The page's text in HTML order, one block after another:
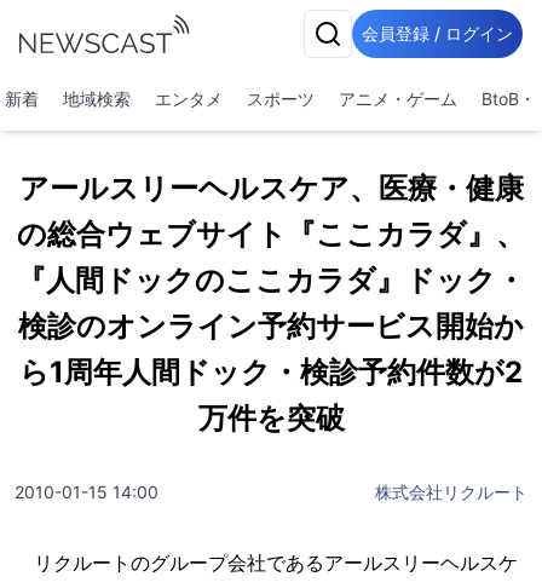
会員登録 / ログイン
新着 地域検索 エンタメ スポーツ アニメ・ゲーム BtoB・
アールスリーヘルスケア、医療・健康
の総合ウェブサイト『ここカラダ』、
『人間ドックのここカラダ』ドック・
検診のオンライン予約サービス開始か
ら1周年人間ドック・検診予約件数が2
万件を突破
2010-01-15 14:00 株式会社リクルート
リクルートのグループ会社であるアールスリーヘルスケ